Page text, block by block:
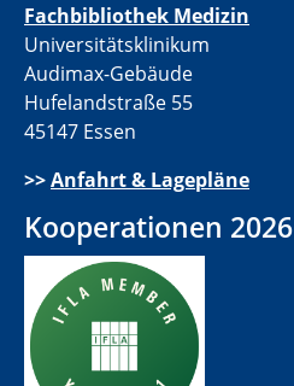
Fachbibliothek Medizin
Universitätsklinikum
Audimax-Gebäude
Hufelandstraße 55
45147 Essen
>>Anfahrt & Lagepläne
Kooperationen 2026